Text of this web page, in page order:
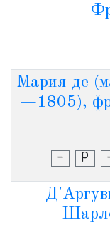
Мария де
—1805),
- Р